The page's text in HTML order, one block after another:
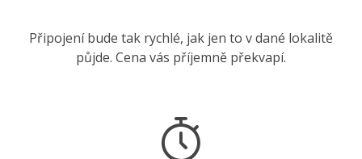
Připojení bude tak rychlé, jak jen to v dané lokalitě
půjde. Cena vás příjemně překvapí.